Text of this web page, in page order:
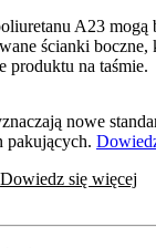
A23 mogą
ścianki boczne,
produktu na taśmie.
nowe
pakujących.
Dowiedz się więcej